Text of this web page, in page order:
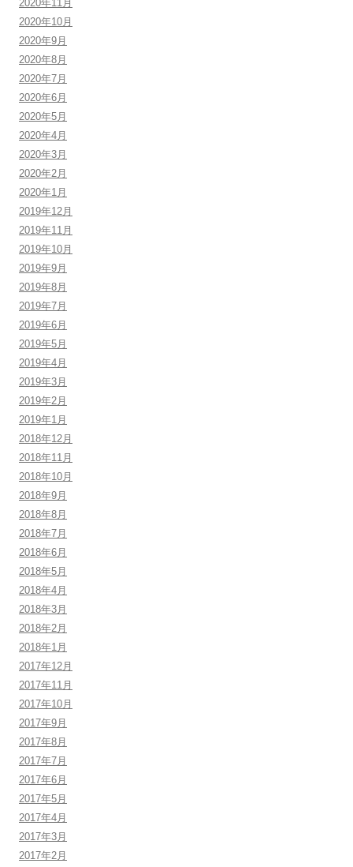
2020年11月
2020年10月
2020年9月
2020年8月
2020年7月
2020年6月
2020年5月
2020年4月
2020年3月
2020年2月
2020年1月
2019年12月
2019年11月
2019年10月
2019年9月
2019年8月
2019年7月
2019年6月
2019年5月
2019年4月
2019年3月
2019年2月
2019年1月
2018年12月
2018年11月
2018年10月
2018年9月
2018年8月
2018年7月
2018年6月
2018年5月
2018年4月
2018年3月
2018年2月
2018年1月
2017年12月
2017年11月
2017年10月
2017年9月
2017年8月
2017年7月
2017年6月
2017年5月
2017年4月
2017年3月
2017年2月